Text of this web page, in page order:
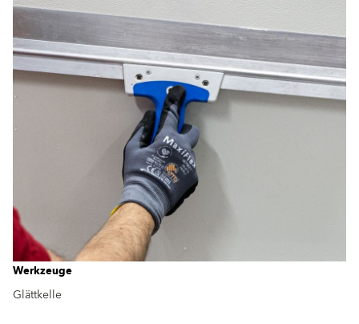
Werkzeuge
Glättkelle